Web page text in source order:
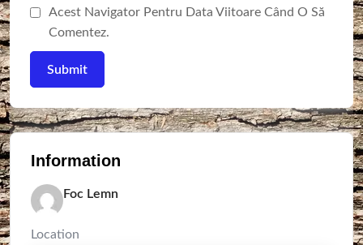
Acest Navigator Pentru Data Viitoare Când O Să
Comentez.
Information
Foc Lemn
Location